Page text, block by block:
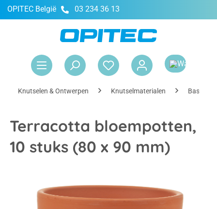
OPITEC België 03 234 36 13
Knutselen & Ontwerpen Knutselmaterialen
Terracotta bloempotten,
10 stuks (80 x 90 mm)